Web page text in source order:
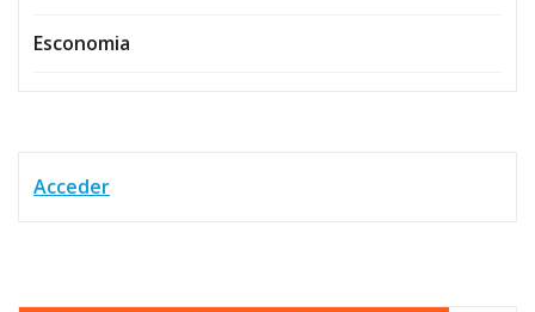
Esconomia
Acceder